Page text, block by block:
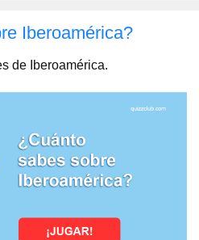
Iberoamérica?
de Iberoamérica.